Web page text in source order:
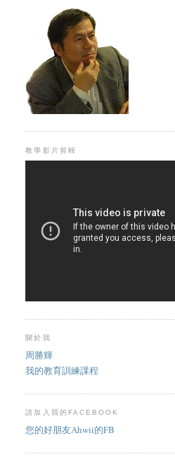
教學影片剪輯
關於我
周勝輝
我的教育訓練課程
請加入我的FACEBOOK
您的好朋友Ahwii的FB